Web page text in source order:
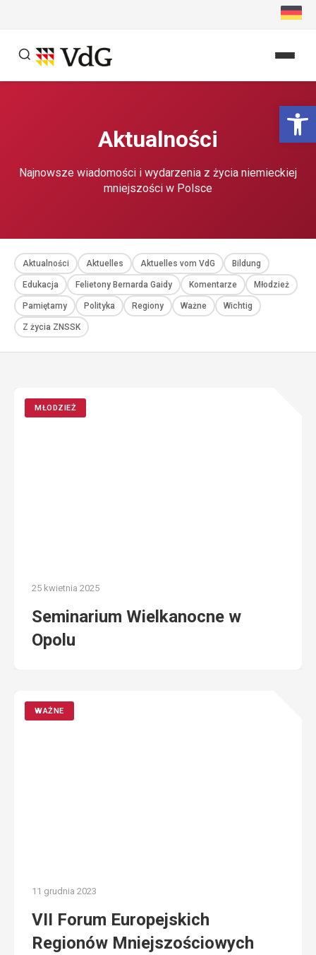
Aktualności
Najnowsze wiadomości i wydarzenia z życia niemieckiej
mniejszości w Polsce
Aktualności Aktuelles Aktuelles vom VdG Bildung
Edukacja Felietony Bernarda Gaidy Komentarze Młodzież
Pamiętamy Polityka Regiony Ważne Wichtig
Z życia ZNSSK
MŁODZIEŻ
25 kwietnia 2025
Seminarium Wielkanocne w
Opolu
WAŻNE
11 grudnia 2023
VII Forum Europejskich
Regionów Mniejszościowych